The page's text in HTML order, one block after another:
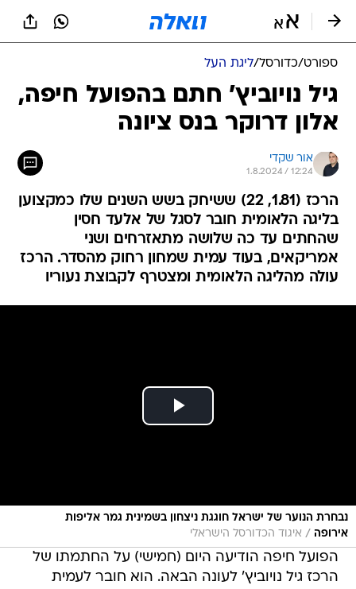
ספורט/כדורסל/ליגת העל
גיל נויוביץ' חתם בהפועל חיפה,
אלון דרוקר בנס ציונה
אור שקדי
1.8.2024 / 12:24
הרכז (1.81, 22) ששיחק בשש השנים שלו כמקצוען
בליגה הלאומית חובר לסגל של אלעד חסין
שהחתים עד כה שלושה מתאזרחים ושני
אמריקאים, בעוד עמית שמחון רחוק מהסדר. הרכז
עולה מהליגה הלאומית ומצטרף לקבוצת נעוריו
נבחרת הנוער של ישראל חוגגת ניצחון בשמינית גמר אליפות
אירופה / איגוד הכדורסל הישראלי
הפועל חיפה הודיעה היום (חמישי) על החתמתו של
הרכז גיל נויוביץ' לעונה הבאה. הוא חובר לעמית